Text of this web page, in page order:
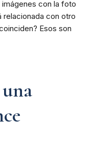
imágenes con la foto
relacionada con otro
Esos son